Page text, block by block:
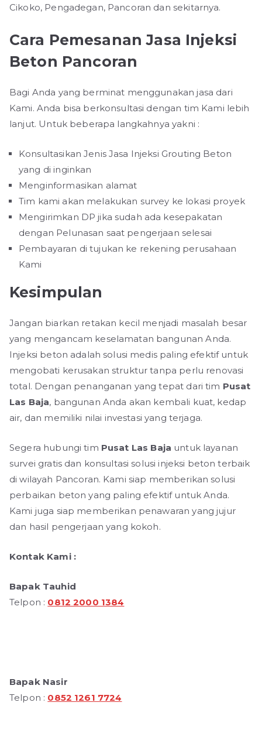
Cikoko, Pengadegan, Pancoran dan sekitarnya.
Cara Pemesanan Jasa Injeksi
Beton Pancoran
Bagi Anda yang berminat menggunakan jasa dari
Kami. Anda bisa berkonsultasi dengan tim Kami lebih
lanjut. Untuk beberapa langkahnya yakni :
Konsultasikan Jenis Jasa Injeksi Grouting Beton
yang di inginkan
Menginformasikan alamat
Tim kami akan melakukan survey ke lokasi proyek
Mengirimkan DP jika sudah ada kesepakatan
dengan Pelunasan saat pengerjaan selesai
Pembayaran di tujukan ke rekening perusahaan
Kami
Kesimpulan
Jangan biarkan retakan kecil menjadi masalah besar
yang mengancam keselamatan bangunan Anda.
Injeksi beton adalah solusi medis paling efektif untuk
mengobati kerusakan struktur tanpa perlu renovasi
total. Dengan penanganan yang tepat dari tim Pusat
Las Baja, bangunan Anda akan kembali kuat, kedap
air, dan memiliki nilai investasi yang terjaga.
Segera hubungi tim Pusat Las Baja untuk layanan
survei gratis dan konsultasi solusi injeksi beton terbaik
di wilayah Pancoran. Kami siap memberikan solusi
perbaikan beton yang paling efektif untuk Anda.
Kami juga siap memberikan penawaran yang jujur
dan hasil pengerjaan yang kokoh.
Kontak Kami :
Bapak Tauhid
Telpon : 0812 2000 1384
Bapak Nasir
Telpon : 0852 1261 7724